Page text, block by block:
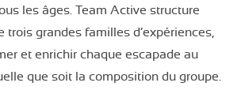
les âges. Team Active structure
trois grandes familles d’expériences,
et enrichir chaque escapade au
que soit la composition du groupe.